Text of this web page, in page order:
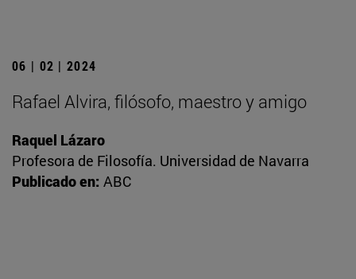
06 | 02 | 2024
Rafael Alvira, filósofo, maestro y amigo
Raquel Lázaro
Profesora de Filosofía. Universidad de Navarra
Publicado en: ABC